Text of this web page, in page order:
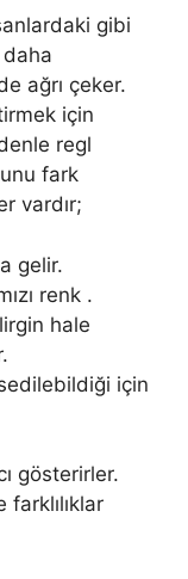
gibi
daha
ağrı çeker.
için
regl
fark
vardır;
gelir.
renk .
hale
için
gösterirler.